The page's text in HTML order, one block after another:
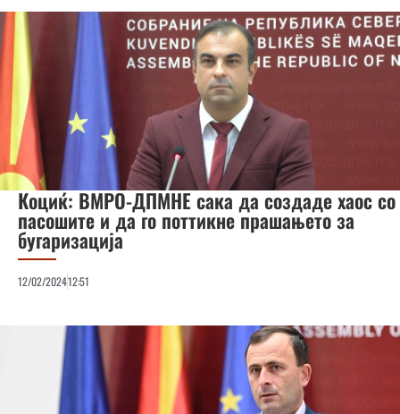
Коциќ: ВМРО-ДПМНЕ сака да создаде хаос со
пасошите и да го поттикне прашањето за
бугаризација
12/02/202412:51